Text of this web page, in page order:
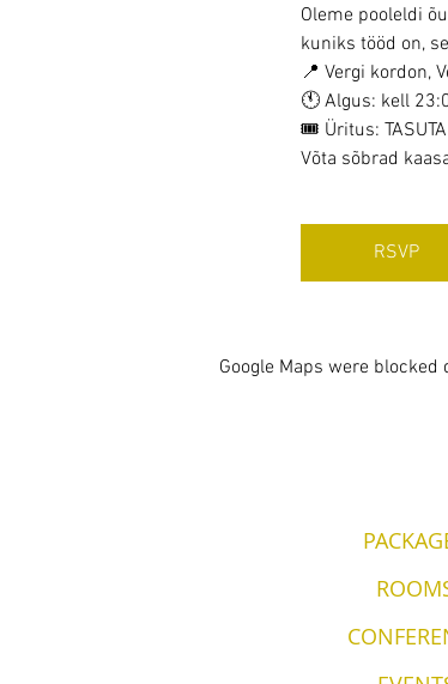
Oleme pooleldi
kuniks tööd on,
📍 Vergi kordon,
🕚 Algus: kell
🎟 Üritus: TASUTA
Võta sõbrad
RSVP
Google Maps were